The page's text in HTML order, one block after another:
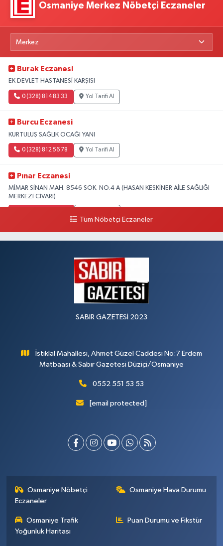
Osmaniye Merkez Nöbetçi Eczaneler
Burak Eczanesi
EK DEVLET HASTANESİ KARŞISI
0 (328) 814 83 33 Yol Tarifi Al
Burcu Eczanesi
KURTULUŞ SAĞLIK OCAĞI YANI
0 (328) 812 56 78 Yol Tarifi Al
Pınar Eczanesi
MİMAR SİNAN MAH. 8546 SOK. NO:4 A (HASAN KESKİNER AİLE SAĞLIĞI
MERKEZİ CİVARI)
Tüm Nöbetçi Eczaneler
SABIR GAZETESİ 2023
İstiklal Mahallesi, Ahmet Güzel Caddesi No:7 Erdem
Matbaası & Sabır Gazetesi Düziçi/Osmaniye
0552 551 53 53
[email protected]
Osmaniye Nöbetçi
Eczaneler
Osmaniye Hava Durumu
Osmaniye Trafik
Yoğunluk Haritası
Puan Durumu ve Fikstür